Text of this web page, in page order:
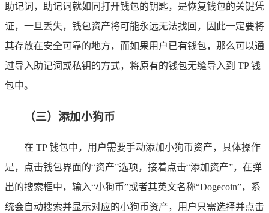
助记词，助记词就如同打开钱包的钥匙，是恢复钱包的关键凭
证，一旦丢失，钱包资产将可能永远无法找回，因此一定要将
其存放在安全可靠的地方，而如果用户已有钱包，那么可以通
过导入助记词或私钥的方式，将原有的钱包无缝导入到 TP 钱
包中。
（三）添加小狗币
在 TP 钱包中，用户需要手动添加小狗币资产，具体操作
是，点击钱包界面的“资产”选项，接着点击“添加资产”，在弹
出的搜索框中，输入“小狗币”或者其英文名称“Dogecoin”，系
统会自动搜索并显示对应的小狗币资产，用户只需选择并点击